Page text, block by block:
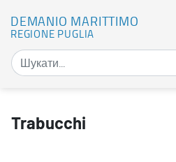
DEMANIO MARITTIMO
REGIONE PUGLIA
Trabucchi